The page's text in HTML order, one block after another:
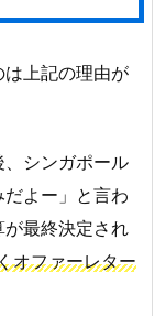
上記の理由が
シンガポール
よー」と言わ
最終決定され
オファーレター